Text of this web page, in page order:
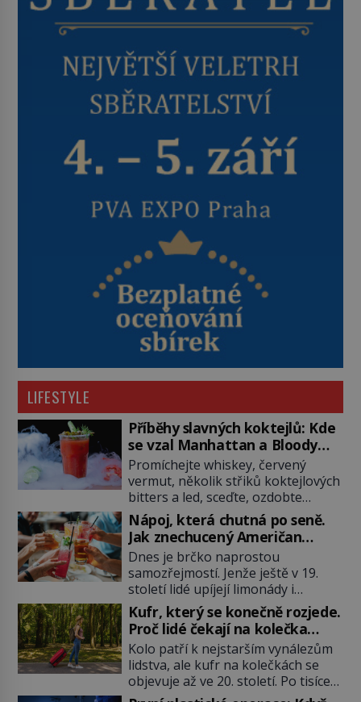
LIFESTYLE
Příběhy slavných koktejlů: Kde
se vzal Manhattan a Bloody
Mary?
Promíchejte whiskey, červený
vermut, několik střiků koktejlových
bitters a led, sceďte, ozdobte
koktejlovou třešinkou a tadá…
Manhattan je tu! A pokud to má být
skutečně on, dejte si pozor, ať
místo klasické americké rye
whiskey či klidně bourbonu
nepoužijete skotskou whisku. Co
se stane? Inu, koktejl bude stále
skvělý, ale už to nebude
Manhattan ale […]
Nápoj, která chutná po seně.
Jak znechucený Američan
vymyslel brčko
Dnes je brčko naprostou
samozřejmostí. Jenže ještě v 19.
století lidé upíjejí limonády i
koktejly dutými stébly žita nebo
žitné slámy. Fungují sice dobře,
mají ale jednu nepříjemnou
vlastnost po chvíli se rozmáčejí a
nápoji dodávají travnatou příchuť.
Právě tahle drobná nepříjemnost
Kufr, který se konečně rozjede.
Proč lidé čekají na kolečka
téměř pět tisíc let?
Kolo patří k nejstarším vynálezům
lidstva, ale kufr na kolečkách se
objevuje až ve 20. století. Po tisíce
let lidé vláčejí těžká zavazadla v